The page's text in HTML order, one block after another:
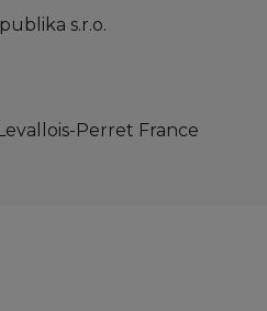
s.r.o.
Perret France